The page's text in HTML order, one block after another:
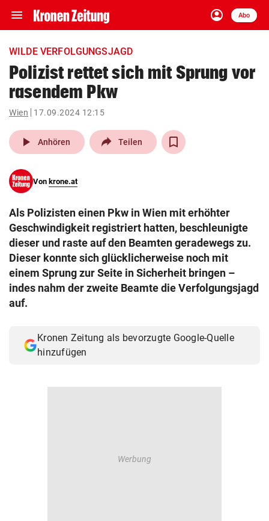
menu Navigation
ein-/ausklappen
account_circle
Anmelden
Abo
close Schließen
account_circle Anmelden
pin_drop
Wien arrow_right
search
eingeben
© Krone Multimedia GmbH & Co KG 2026
Muthgasse 2, 1190 Wien
WILDE VERFOLGUNGSJAGD
Polizist rettet sich mit Sprung vor
rasendem Pkw
Wien 17.09.2024 12:15
play_arrow Anhören Teilen
Von krone.at
Als Polizisten einen Pkw in Wien mit erhöhter
Geschwindigkeit registriert hatten, beschleunigte
dieser und raste auf den Beamten geradewegs zu.
Dieser konnte sich glücklicherweise noch mit
einem Sprung zur Seite in Sicherheit bringen –
indes nahm der zweite Beamte die Verfolgungsjagd
auf.
Kronen Zeitung als bevorzugte Google-Quelle
hinzufügen